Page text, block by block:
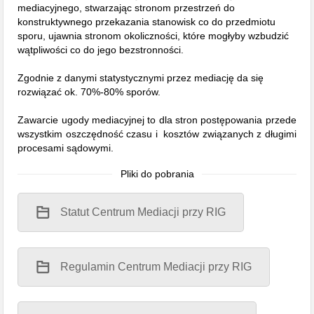
mediacyjnego, stwarzając stronom przestrzeń do
konstruktywnego przekazania stanowisk co do przedmiotu
sporu, ujawnia stronom okoliczności, które mogłyby wzbudzić
wątpliwości co do jego bezstronności.
Zgodnie z danymi statystycznymi przez mediację da się
rozwiązać ok. 70%-80% sporów.
Zawarcie ugody mediacyjnej to dla stron postępowania przede
wszystkim oszczędność czasu i kosztów związanych z długimi
procesami sądowymi.
Pliki do pobrania
Statut Centrum Mediacji przy RIG
Regulamin Centrum Mediacji przy RIG